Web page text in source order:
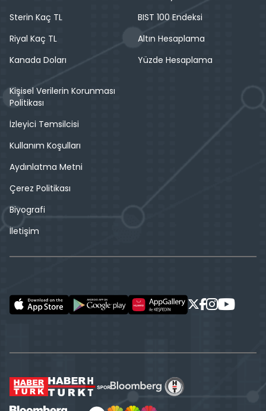
Sterin Kaç TL
Riyal Kaç TL
Kanada Doları
BIST 100 Endeksi
Altın Hesaplama
Yüzde Hesaplama
Kişisel Verilerin Korunması
Politikası
İzleyici Temsilcisi
Kullanım Koşulları
Aydınlatma Metni
Çerez Politikası
Biyografi
İletişim